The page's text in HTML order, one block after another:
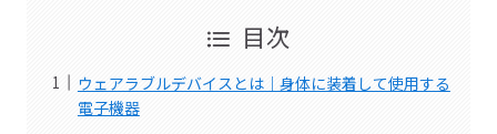
目次
ウェアラブルデバイスとは｜身体に装着して使用する
電子機器